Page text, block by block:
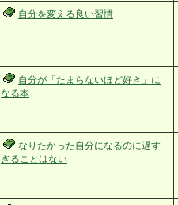
自分を変える良い習慣
自分が「たまらないほど好き」に
なる本
なりたかった自分になるのに遅す
ぎることはない